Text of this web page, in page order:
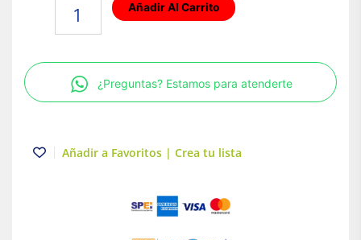
ROSCA
3/4
(19
MM)
Añadir Al Carrito
¿Preguntas? Estamos para atenderte
Añadir a Favoritos | Crea tu lista